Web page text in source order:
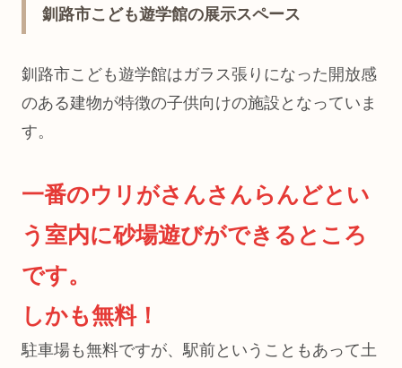
釧路市こども遊学館の展示スペース
釧路市こども遊学館はガラス張りになった開放感
のある建物が特徴の子供向けの施設となっていま
す。
一番のウリがさんさんらんどとい
う室内に砂場遊びができるところ
です。
しかも無料！
駐車場も無料ですが、駅前ということもあって土